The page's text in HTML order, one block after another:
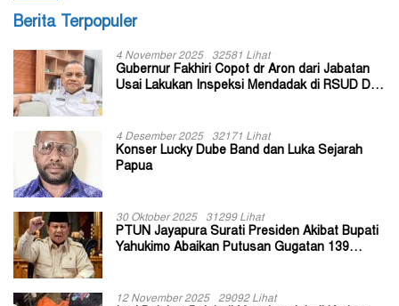
Berita Terpopuler
4 November 2025 32581 Lihat
Gubernur Fakhiri Copot dr Aron dari Jabatan
Usai Lakukan Inspeksi Mendadak di RSUD Dok
4 Desember 2025 32171 Lihat
Konser Lucky Dube Band dan Luka Sejarah
Papua
30 Oktober 2025 31299 Lihat
PTUN Jayapura Surati Presiden Akibat Bupati
Yahukimo Abaikan Putusan Gugatan 139
12 November 2025 29092 Lihat